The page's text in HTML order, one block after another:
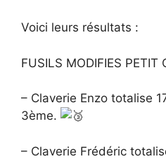
Voici leurs résultats :
FUSILS MODIFIES PETIT
– Claverie Enzo totalise
3ème.
– Claverie Frédéric